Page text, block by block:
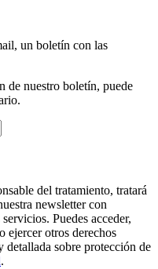
un boletín con las
de nuestro boletín, puede
del tratamiento, tratará
newsletter con
Puedes acceder,
ejercer otros derechos
sobre protección de
.